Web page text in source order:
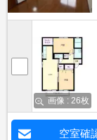
画像 : 26枚
空室確